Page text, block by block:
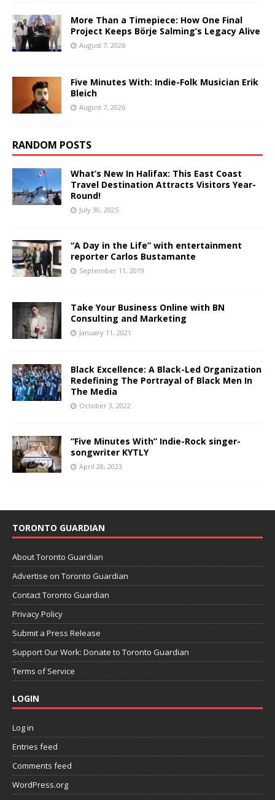
More Than a Timepiece: How One Final
Project Keeps Börje Salming’s Legacy Alive
August 7, 2026
Five Minutes With: Indie-Folk Musician Erik
Bleich
August 7, 2026
RANDOM POSTS
What’s New In Halifax: This East Coast
Travel Destination Attracts Visitors Year-
Round!
July 30, 2025
“A Day in the Life” with entertainment
reporter Carlos Bustamante
September 11, 2019
Take Your Business Online with BN
Consulting and Marketing
January 11, 2021
Black Excellence: A Black-Led Organization
Redefining The Portrayal of Black Men In
The Media
October 3, 2022
“Five Minutes With” Indie-Rock singer-
songwriter KYTLY
April 28, 2023
TORONTO GUARDIAN
About Toronto Guardian
Advertise on Toronto Guardian
Contact Toronto Guardian
Privacy Policy
Submit a Press Release
Support Our Work: Donate to Toronto Guardian
Terms of Service
LOGIN
Log in
Entries feed
Comments feed
WordPress.org